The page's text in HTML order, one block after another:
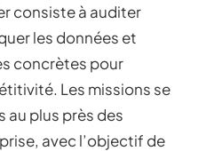
consiste à auditer
les données et
concrètes pour
Les missions se
au plus près des
avec l’objectif de